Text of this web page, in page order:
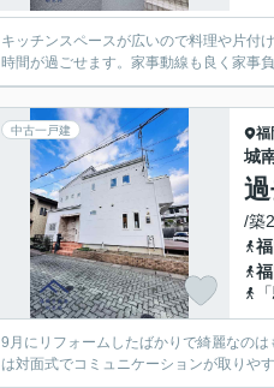
キッチンスペースが広いので料理や片付
時間が過ごせます。家事動線も良く家事
中古一戸建 福
城
/築
9月にリフォームしたばかりで綺麗なの
は対面式でコミュニケーションが取りや